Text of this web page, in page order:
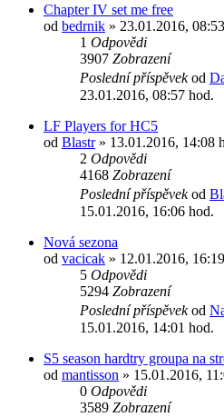
Chapter IV set me free
od bedrnik » 23.01.2016,
1 Odpovědi
3907 Zobrazení
Poslední příspěvekod
23.01.2016, 08:57 hod.
LF Players for HC5
od Blastr» 13.01.2016, 14:08
2 Odpovědi
4168 Zobrazení
Poslední příspěvekod
15.01.2016, 16:06 hod.
Nová sezona
od vacicak » 12.01.2016,
5 Odpovědi
5294 Zobrazení
Poslední příspěvekod
15.01.2016, 14:01 hod.
S5 season hardtry groupa na
od mantisson » 15.01.2016,
0 Odpovědi
3589 Zobrazení